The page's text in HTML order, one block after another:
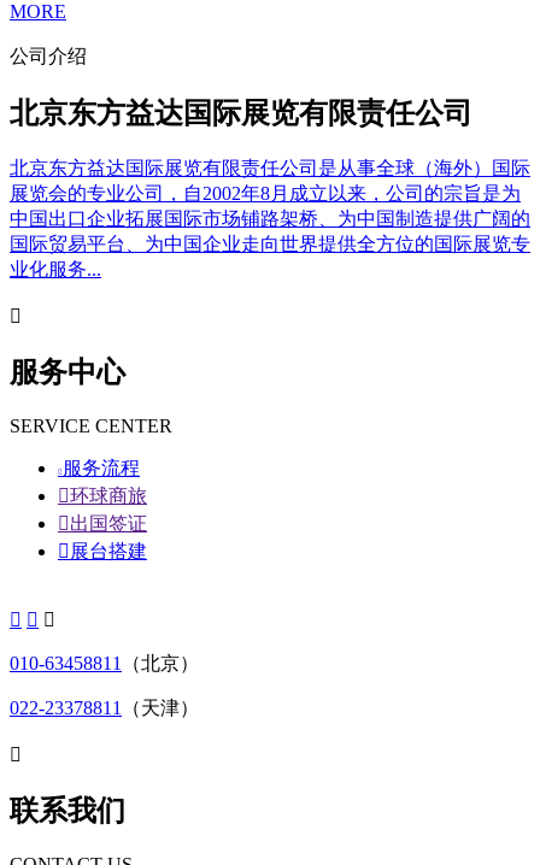
MORE
公司介绍
北京东方益达国际展览有限责任公司
北京东方益达国际展览有限责任公司是从事全球（海外）国际
展览会的专业公司，自2002年8月成立以来，公司的宗旨是为
中国出口企业拓展国际市场铺路架桥、为中国制造提供广阔的
国际贸易平台、为中国企业走向世界提供全方位的国际展览专
业化服务...

服务中心
SERVICE CENTER
 服务流程
环球商旅
出国签证
 展台搭建
  
010-63458811 （北京）
022-23378811 （天津）

联系我们